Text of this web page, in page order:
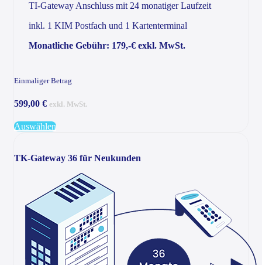
TI-Gateway Anschluss mit 24 monatiger Laufzeit
inkl. 1 KIM Postfach und 1 Kartenterminal
Monatliche Gebühr: 179,-€ exkl. MwSt.
Einmaliger Betrag
599,00 € exkl. MwSt.
Auswählen
TK-Gateway 36 für Neukunden